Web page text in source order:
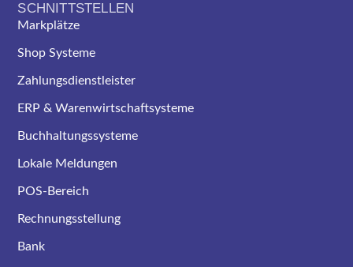
SCHNITTSTELLEN
Markplätze
Shop Systeme
Zahlungsdienstleister
ERP & Warenwirtschaftsysteme
Buchhaltungssysteme
Lokale Meldungen
POS-Bereich
Rechnungsstellung
Bank